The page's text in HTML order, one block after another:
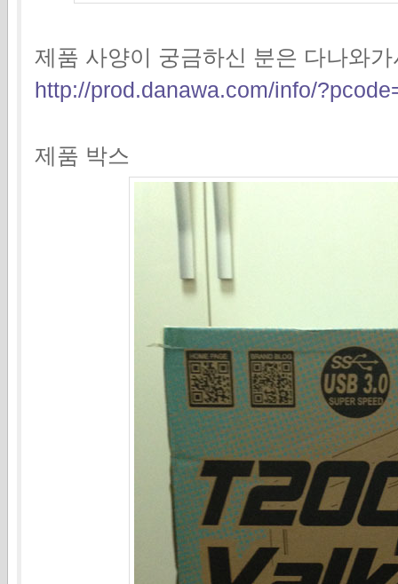
제품 사양이 궁금하신 분은 다나와
http://prod.danawa.com/info/
제품 박스